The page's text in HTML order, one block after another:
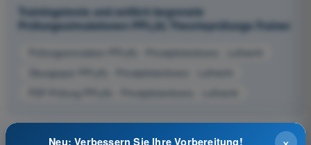
Trainingstests und zeitlich begrenzte
Prüfungssimulationen PPL(A) Theorieprüfungs-Trainer
Prüfungssimulation PPL(A) - Privatpilotenlizenz - Luftrecht
Übungsquiz PPL(A) - Privatpilotenlizenz - Luftrecht
PDF-Prüfung PPL(A) - Privatpilotenlizenz - Luftrecht
Neu: Verbessern Sie Ihre Vorbereitung!